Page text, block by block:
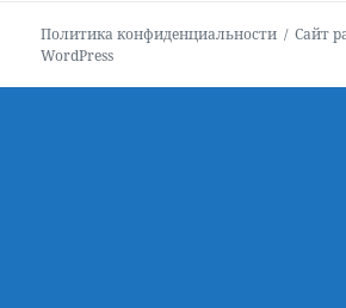
Политика конфиденциальности
Сайт
WordPress